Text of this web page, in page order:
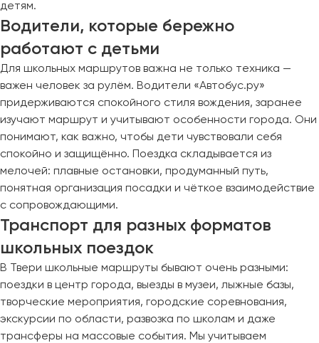
детям.
Водители, которые бережно
работают с детьми
Для школьных маршрутов важна не только техника —
важен человек за рулём. Водители «Автобус.ру»
придерживаются спокойного стиля вождения, заранее
изучают маршрут и учитывают особенности города. Они
понимают, как важно, чтобы дети чувствовали себя
спокойно и защищённо. Поездка складывается из
мелочей: плавные остановки, продуманный путь,
понятная организация посадки и чёткое взаимодействие
с сопровождающими.
Транспорт для разных форматов
школьных поездок
В Твери школьные маршруты бывают очень разными:
поездки в центр города, выезды в музеи, лыжные базы,
творческие мероприятия, городские соревнования,
экскурсии по области, развозка по школам и даже
трансферы на массовые события. Мы учитываем